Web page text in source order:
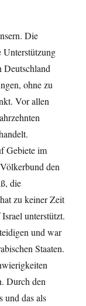
Die
Unterstützung
Deutschland
ohne zu
Vor allen
Gebiete im
den
die
zu keiner Zeit
unterstützt.
und war
Staaten.
Durch den
und das als